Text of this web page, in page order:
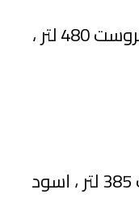
ثلاجة شارب انفرتر ديجيتال ، نوفروست 480 لتر ،
ثلاجة شارب ديجيتال ، نوفروست 385 لتر ، أسود